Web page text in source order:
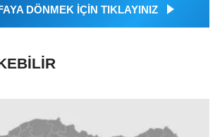
DÖNMEK İÇİN TIKLAYINIZ